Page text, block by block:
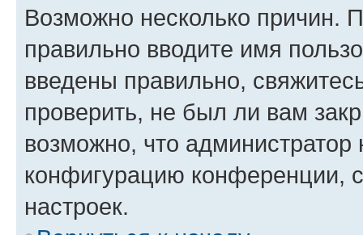
Возможно несколько причин.
правильно вводите имя
введены правильно,
проверить, не был ли вам
возможно, что администратор
конфигурацию конференции,
настроек.